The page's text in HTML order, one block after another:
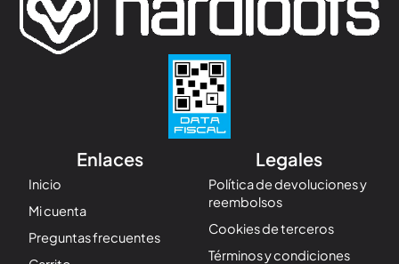
Enlaces
Inicio
Mi cuenta
Preguntas frecuentes
Legales
Política de devoluciones y
reembolsos
Cookies de terceros
Términos y condiciones